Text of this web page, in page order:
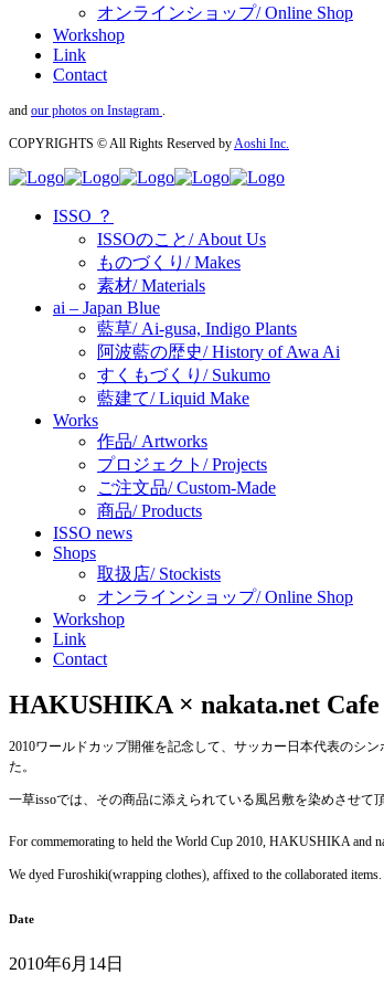
オンラインショップ/ Online Shop
Workshop
Link
Contact
and our photos on Instagram
COPYRIGHTS © All Rights Reserved by Aoshi Inc.
ISSO ？
ISSOのこと/ About Us
ものづくり/ Makes
素材/ Materials
ai – Japan Blue
藍草/ Ai-gusa, Indigo Plants
阿波藍の歴史/ History of Awa Ai
すくもづくり/ Sukumo
藍建て/ Liquid Make
Works
作品/ Artworks
プロジェクト/ Projects
ご注文品/ Custom-Made
商品/ Products
ISSO news
Shops
取扱店/ Stockists
オンラインショップ/ Online Shop
Workshop
Link
Contact
HAKUSHIKA × nakata.net Cafe
2010ワールドカップ開催を記念して、サッカー日本代表のシ
た。
一草issoでは、その商品に添えられている風呂敷を染めさせて
For commemorating to held the World Cup 2010, HAKUSHIKA and
We dyed Furoshiki(wrapping clothes), affixed to the collaborated items.
Date
2010年6月14日